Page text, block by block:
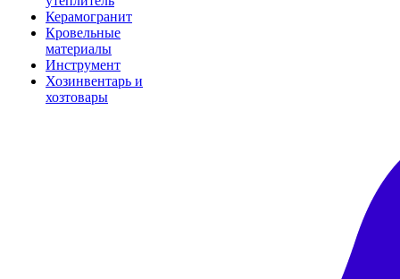
Керамогранит
Кровельные
материалы
Инструмент
Хозинвентарь и
хозтовары